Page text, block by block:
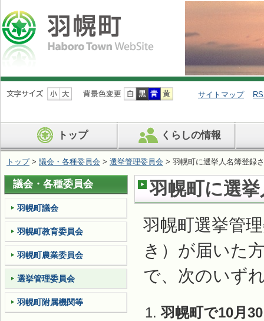
ナ
ビ
ン
を
ば
す
サイトマップ
トップ くらしの情報
トップ> 議会・各種委員会 > 選挙管理委員会 > 羽幌町に選挙人名簿登録
羽幌町に選
羽幌町選挙管
き）が届いた
で、次のいず
羽幌町で10月
議会・各種委員会
羽幌町議会
羽幌町教育委員会
羽幌町農業委員会
選挙管理委員会
羽幌町附属機関等